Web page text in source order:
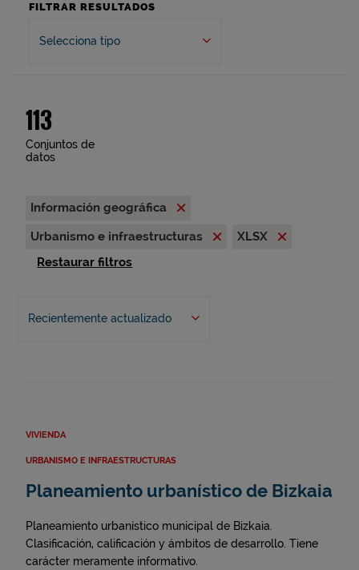
FILTRAR RESULTADOS
Selecciona tipo
113
Conjuntos de
datos
Información geográfica
Urbanismo e infraestructuras
XLSX
Restaurar filtros
Recientemente actualizado
VIVIENDA
URBANISMO E INFRAESTRUCTURAS
Planeamiento urbanístico de Bizkaia
Planeamiento urbanístico municipal de Bizkaia.
Clasificación, calificación y ámbitos de desarrollo. Tiene
carácter meramente informativo.